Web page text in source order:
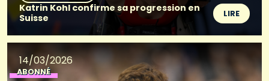
Katrin Kohl confirme sa progression en
Suisse
LIRE
14/03/2026
ABONNÉ